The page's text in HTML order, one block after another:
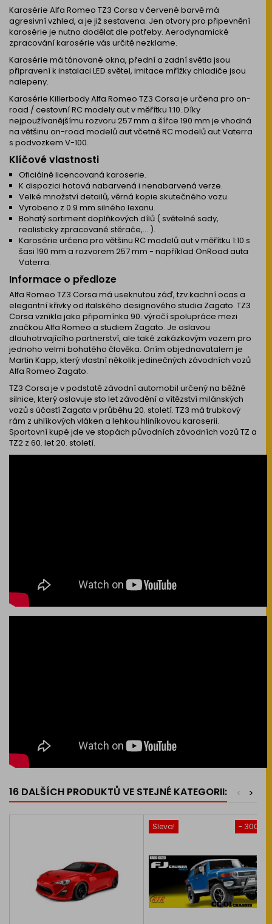
Karosérie Alfa Romeo TZ3 Corsa v červené barvě má
agresivní vzhled, a je již sestavena. Jen otvory pro připevnění
karosérie je nutno dodělat dle potřeby. Aerodynamické
zpracování karosérie vás určitě nezklame.
Karosérie má tónované okna, přední a zadní světla jsou
připravení k instalaci LED světel, imitace mřížky chladiče jsou
nalepeny.
Karosérie Killerbody Alfa Romeo TZ3 Corsa je určena pro on-
road / cestovní RC modely aut v měřítku 1:10. Díky
nejpoužívanějšímu rozvoru 257 mm a šířce 190 mm je vhodná
na většinu on-road modelů aut včetně RC modelů aut Vaterra
s podvozkem V-100.
Klíčové vlastnosti
Oficiálně licencovaná karoserie.
K dispozici hotová nabarvená i nenabarvená verze.
Velké množství detailů, věrná kopie skutečného vozu.
Vyrobeno z 0.9 mm silného lexanu.
Bohatý sortiment doplňkových dílů ( světelné sady,
realisticky zpracované stěrače,... ).
Karosérie určena pro většinu RC modelů aut v měřítku 1:10 s
šasi 190 mm a rozvorem 257 mm - například OnRoad auta
Vaterra.
Informace o předloze
Alfa Romeo TZ3 Corsa má useknutou záď, tzv.kachní ocas a
elegantní křivky od italského designového studia Zagato. TZ3
Corsa vznikla jako připomínka 90. výročí spolupráce mezi
značkou Alfa Romeo a studiem Zagato. Je oslavou
dlouhotrvajícího partnerství, ale také zakázkovým vozem pro
jednoho velmi bohatého člověka. Oním objednavatalem je
Martin Kapp, který vlastní několik jedinečných závodních vozů
Alfa Romeo Zagato.
TZ3 Corsa je v podstatě závodní automobil určený na běžné
silnice, který oslavuje sto let závodění a vítězství milánských
vozů s účastí Zagata v průběhu 20. století. TZ3 má trubkový
rám z uhlíkových vláken a lehkou hliníkovou karoserii.
Sportovní kupé jde ve stopách původních závodních vozů TZ a
TZ2 z 60. let 20. století.
16 DALŠÍCH PRODUKTŮ VE STEJNÉ KATEGORII: >
<
- 300 Kč
Sleva!